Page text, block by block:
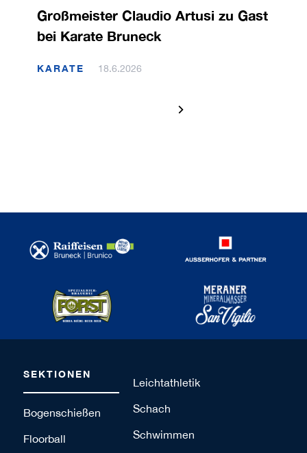
Großmeister Claudio Artusi zu Gast
bei Karate Bruneck
KARATE 18.6.2026
SEKTIONEN
Bogenschießen
Floorball
Leichtathletik
Schach
Schwimmen